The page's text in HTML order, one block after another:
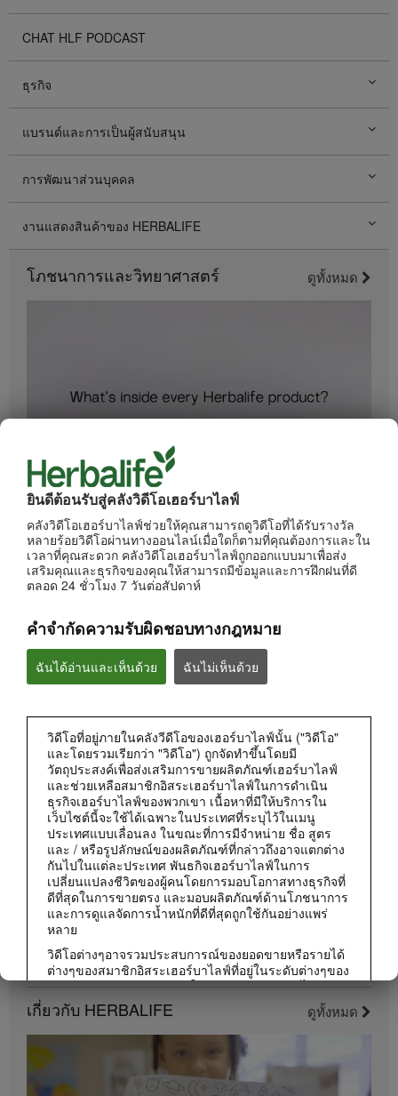
ยินดีต้อนรับสู่คลังวิดีโอเฮอร์บาไลฟ์
คลังวิดีโอเฮอร์บาไลฟ์ช่วยให้คุณสามารถดูวิดีโอที่ได้รับรางวัล
หลายร้อยวิดีโอผ่านทางออนไลน์เมื่อใดก็ตามที่คุณต้องการและใน
เวลาที่คุณสะดวก คลังวิดีโอเฮอร์บาไลฟ์ถูกออกแบบมาเพื่อส่ง
เสริมคุณและธุรกิจของคุณให้สามารถมีข้อมูลและการฝึกฝนที่ดี
ตลอด 24 ชั่วโมง 7 วันต่อสัปดาห์
คำจำกัดความรับผิดชอบทางกฎหมาย
ฉันได้อ่านและเห็นด้วย ฉันไม่เห็นด้วย
วิดีโอที่อยู่ภายในคลังวีดีโอของเฮอร์บาไลฟ์นั้น ("วิดีโอ"
และโดยรวมเรียกว่า "วิดีโอ") ถูกจัดทำขึ้นโดยมี
วัตถุประสงค์เพื่อส่งเสริมการขายผลิตภัณฑ์เฮอร์บาไลฟ์
และช่วยเหลือสมาชิกอิสระเฮอร์บาไลฟ์ในการดำเนิน
ธุรกิจเฮอร์บาไลฟ์ของพวกเขา เนื้อหาที่มีให้บริการใน
เว็บไซต์นี้จะใช้ได้เฉพาะในประเทศที่ระบุไว้ในเมนู
ประเทศแบบเลื่อนลง ในขณะที่การมีจำหน่าย ชื่อ สูตร
และ / หรือรูปลักษณ์ของผลิตภัณฑ์ที่กล่าวถึงอาจแตกต่าง
กันไปในแต่ละประเทศ พันธกิจเฮอร์บาไลฟ์ในการ
เปลี่ยนแปลงชีวิตของผู้คนโดยการมอบโอกาสทางธุรกิจที่
ดีที่สุดในการขายตรง และมอบผลิตภัณฑ์ด้านโภชนาการ
และการดูแลจัดการน้ำหนักที่ดีที่สุดถูกใช้กันอย่างแพร่
หลาย
วิดีโอต่างๆอาจรวมประสบการณ์ของยอดขายหรือรายได้
ต่างๆของสมาชิกอิสระเฮอร์บาไลฟ์ที่อยู่ในระดับต่างๆของ
แผนการตลาดและอาศัยอยู่ในประเทศต่างๆ รายได้เหล่า
นี้เป็นรายได้เฉพาะบุคคล (หรือเป็นเพียงตัวอย่าง) ที่นำมา
แสดงและไม่ใช่รายได้โดยเฉลี่ย; หรือไม่ได้เป็นสิ่งรับ
ประกันว่าคุณจะได้รับรายได้เท่ากัน สำหรับข้อมูลโดย
เฉลี่ยเกี่ยวกับงบการเงินล่าสุดสำหรับภูมิภาคที่คุณดำเนิน
ธุรกิจอยู่นั้น โปรดดูจากเว็บไซต์ Herbalife.com หรือ
MyHerbalife.com
CHAT HLF PODCAST
ธุรกิจ
แบรนด์และการเป็นผู้สนับสนุน
การพัฒนาส่วนบุคคล
งานแสดงสินค้าของ HERBALIFE
โภชนาการและวิทยาศาสตร์ ดูทั้งหมด
อะไรอยู่ในผลิตภัณฑ์ของเฮอร์บาไลฟ์
ทุกขั้นตอนการผลิตได้รับการควบคุมดูแลอย่างเข้มงวด
สิ่งที่ระบุบนฉลากผลิตภัณฑ์มีอยู่ในนั้นจริงไหม?
เฮอร์บาไลฟ์ให้ความโปร่งใสของข้อมูลส่วนผสมบนฉลาก
0:46
คุณประโยชน์ที่หลากหลายของว่านหางจระเข้
เรียนรู้คุณประโยชน์และการจำกัดสารไม่พึงประสงค์
เกี่ยวกับ HERBALIFE ดูทั้งหมด